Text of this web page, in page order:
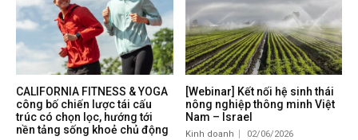
CALIFORNIA FITNESS & YOGA
công bố chiến lược tái cấu
trúc có chọn lọc, hướng tới
nền tảng sống khoẻ chủ động
[Webinar] Kết nối hệ sinh thái
nông nghiệp thông minh Việt
Nam – Israel
Kinh doanh 02/06/2026